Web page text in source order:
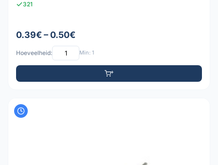
321
0.39€ – 0.50€
Hoeveelheid: Min: 1